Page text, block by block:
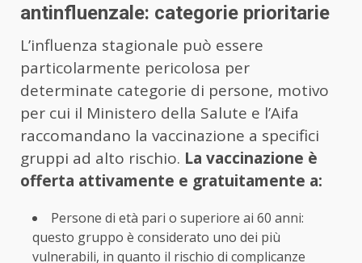
antinfluenzale: categorie prioritarie
L’influenza stagionale può essere
particolarmente pericolosa per
determinate categorie di persone, motivo
per cui il Ministero della Salute e l’Aifa
raccomandano la vaccinazione a specifici
gruppi ad alto rischio. La vaccinazione è
offerta attivamente e gratuitamente a:
Persone di età pari o superiore ai 60 anni:
questo gruppo è considerato uno dei più
vulnerabili, in quanto il rischio di complicanze